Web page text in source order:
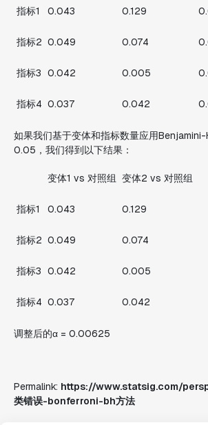
指标1 0.043 0.129
指标2 0.049 0.074
指标3 0.042 0.005
指标4 0.037 0.042
如果我们基于变体和指标数量应用
0.05，我们得到以下结果：
变体1 vs 对照组 变体2 vs 对照组
指标1 0.043 0.129
指标2 0.049 0.074
指标3 0.042 0.005
指标4 0.037 0.042
调整后的α = 0.00625
Permalink: https://www.statsig.com/
类错误-bonferroni-bh方法